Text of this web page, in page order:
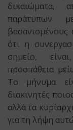
δικαιώματα,
παράτυπων
ότι η
σημείο,
προσπάθεια
Το μήνυμα
διακινητές
αλλά τα
για τη λήψη